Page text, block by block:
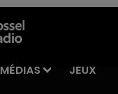
MÉDIAS
JEUX